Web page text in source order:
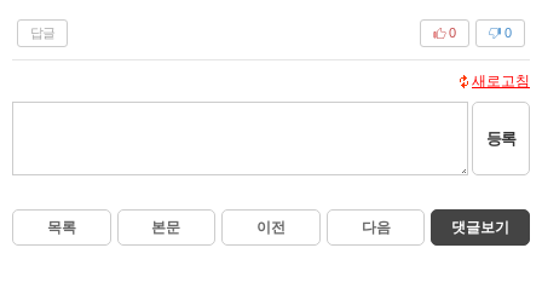
답글 0
0
새로고침
등록
목록 본문 이전 다음 댓글보기